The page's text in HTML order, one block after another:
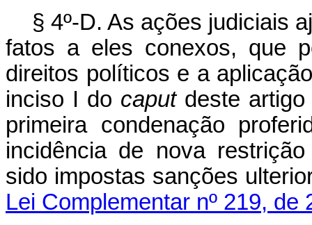
§ 4º-D. As ações judiciais
fatos a eles conexos, que
direitos políticos e a
inciso I do caputdeste artigo
primeira condenação
incidência de nova
sido impostas sanções
Lei Complementar nº 219, de